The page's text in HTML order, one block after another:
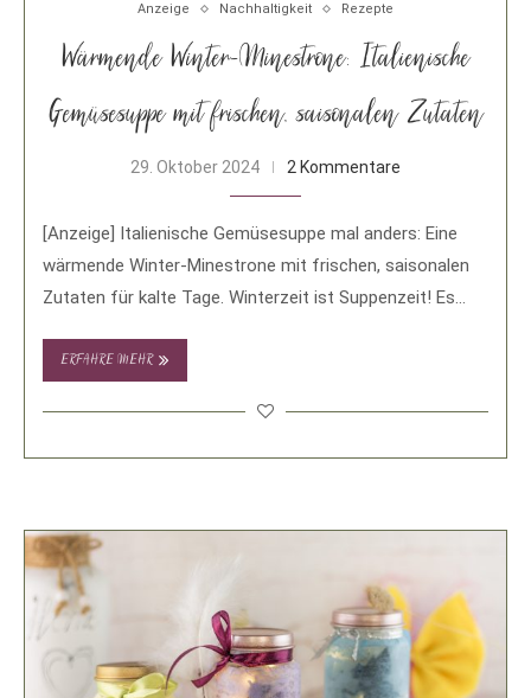
Anzeige Nachhaltigkeit Rezepte
Wärmende Winter-Minestrone: Italienische
Gemüsesuppe mit frischen, saisonalen Zutaten
29. Oktober 2024 2 Kommentare
[Anzeige] Italienische Gemüsesuppe mal anders: Eine
wärmende Winter-Minestrone mit frischen, saisonalen
Zutaten für kalte Tage. Winterzeit ist Suppenzeit! Es
ERFAHRE MEHR